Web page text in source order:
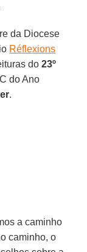
da Diocese
Réflexions
do23º
do Ano
.
a caminho
caminho, o